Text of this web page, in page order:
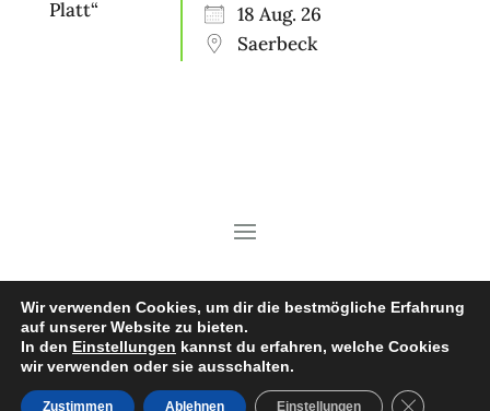
18 Aug. 26
Saerbeck
Copyright © 2026 Heimatverein
Saerbeck e.V.
Wir verwenden Cookies, um dir die bestmögliche Erfahrung
auf unserer Website zu bieten.
In den Einstellungen kannst du erfahren, welche Cookies
wir verwenden oder sie ausschalten.
Zustimmen Ablehnen Einstellungen GDPR